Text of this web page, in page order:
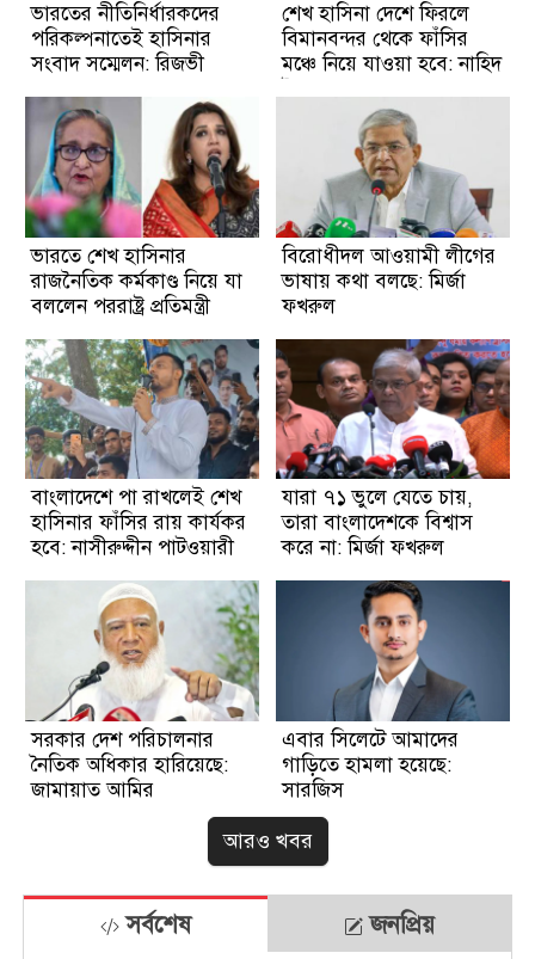
ভারতের নীতিনির্ধারকদের
পরিকল্পনাতেই হাসিনার
সংবাদ সম্মেলন: রিজভী
শেখ হাসিনা দেশে ফিরলে
বিমানবন্দর থেকে ফাঁসির
মঞ্চে নিয়ে যাওয়া হবে: নাহিদ
ভারতে শেখ হাসিনার
রাজনৈতিক কর্মকাণ্ড নিয়ে যা
বললেন পররাষ্ট্র প্রতিমন্ত্রী
বিরোধীদল আওয়ামী লীগের
ভাষায় কথা বলছে: মির্জা
ফখরুল
বাংলাদেশে পা রাখলেই শেখ
হাসিনার ফাঁসির রায় কার্যকর
হবে: নাসীরুদ্দীন পাটওয়ারী
যারা ৭১ ভুলে যেতে চায়,
তারা বাংলাদেশকে বিশ্বাস
করে না: মির্জা ফখরুল
সরকার দেশ পরিচালনার
নৈতিক অধিকার হারিয়েছে:
জামায়াত আমির
এবার সিলেটে আমাদের
গাড়িতে হামলা হয়েছে:
সারজিস
আরও খবর
সর্বশেষ জনপ্রিয়